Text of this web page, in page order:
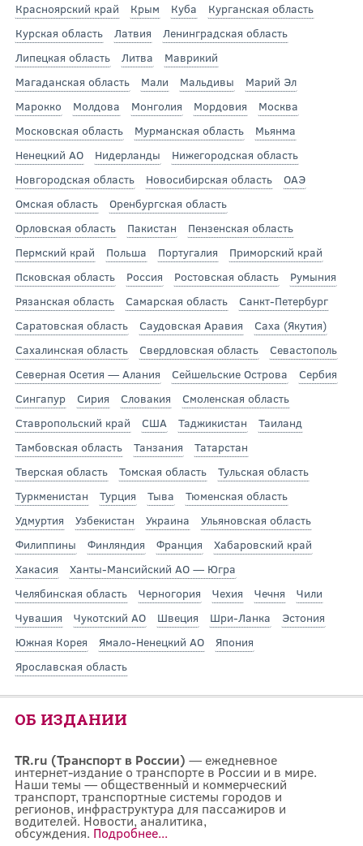
Красноярский край
Крым Куба
Курганская область
Курская область
Латвия
Ленинградская область
Липецкая область
Литва
Маврикий
Магаданская область
Мали Мальдивы
Марий Эл
Марокко
Молдова Монголия Мордовия
Москва
Московская область
Мурманская область
Мьянма
Ненецкий АО
Нидерланды
Нижегородская область
Новгородская область
Новосибирская область
ОАЭ
Омская область
Оренбургская область
Орловская область
Пакистан
Пензенская область
Пермский край
Польша Португалия
Приморский край
Псковская область
Россия Ростовская область
Румыния
Рязанская область
Самарская область
Санкт-Петербург
Саратовская область
Саудовская Аравия
Саха (Якутия)
Сахалинская область
Свердловская область
Севастополь
Северная Осетия — Алания
Сейшельские Острова
Сербия
Сингапур
Сирия Словакия
Смоленская область
Ставропольский край
США Таджикистан
Таиланд
Тамбовская область
Танзания
Татарстан
Тверская область
Томская область
Тульская область
Туркменистан
Турция Тыва
Тюменская область
Удмуртия
Узбекистан Украина
Ульяновская область
Филиппины
Финляндия Франция
Хабаровский край
Хакасия
Ханты-Мансийский АО — Югра
Челябинская область
Черногория Чехия Чечня
Чили
Чувашия
Чукотский АО Швеция Шри-Ланка
Эстония
Южная Корея
Ямало-Ненецкий АО
Япония
Ярославская область
ОБ ИЗДАНИИ
TR.ru (Транспорт в России) — ежедневное
интернет-издание о транспорте в России и в мире.
Наши темы — общественный и коммерческий
транспорт, транспортные системы городов и
регионов, инфраструктура для пассажиров и
водителей. Новости, аналитика,
обсуждения. Подробнее...